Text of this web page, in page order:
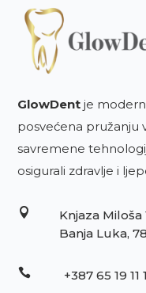
GlowDent je
posvećena pružanju
savremene
osigurali zdravlje i

Knjaza Miloša
Banja Luka,
 +387 65 19 11